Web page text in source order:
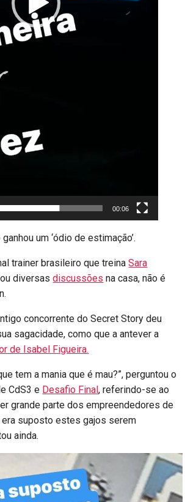
00:06
um ‘ódio de estimação’.
trainer brasileiro que treinaSara
diversasdiscussões na casa, não é
concorrente do Secret Story deu
sagacidade, como que a antever a
de Isabel Figueira.
tem a mania que é mau?”, perguntou o
CdS3 e Desafio Final, referindo-se ao
grande parte dos empreendedores de
era suposto estes gajos serem
ainda.